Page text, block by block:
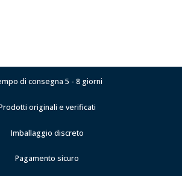
di consegna 5 - 8 giorni
originali e verificati
Imballaggio discreto
Pagamento sicuro